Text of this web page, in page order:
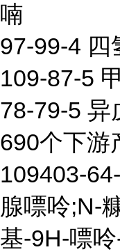
喃
97-99-4 四
109-87-5
78-79-5 异
690个下游
109403-
腺嘌呤;N-
基-9H-嘌